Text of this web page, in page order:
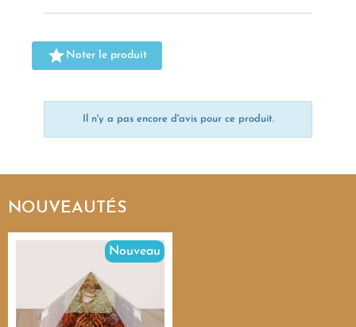
 Noter le produit
Il n'y a pas encore d'avis pour ce produit.
NOUVEAUTÉS
Nouveau